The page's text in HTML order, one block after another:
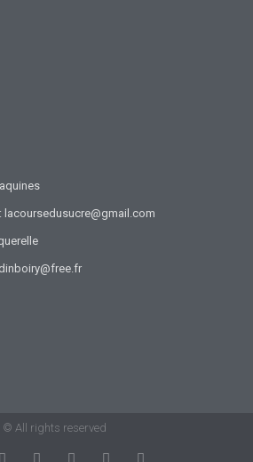
lacoursedusucre@gmail.com
© All rights reserved